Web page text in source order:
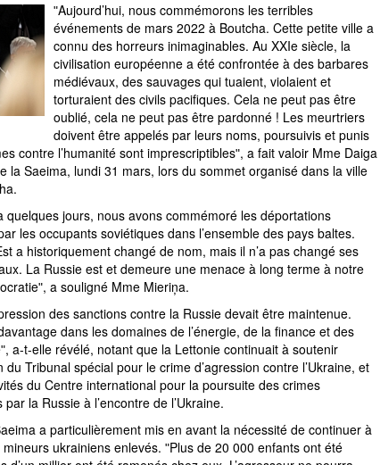
ʺAujourd’hui, nous commémorons les terribles
événements de mars 2022 à Boutcha. Cette petite ville a
connu des horreurs inimaginables. Au XXIe siècle, la
civilisation européenne a été confrontée à des barbares
médiévaux, des sauvages qui tuaient, violaient et
torturaient des civils pacifiques. Cela ne peut pas être
oublié, cela ne peut pas être pardonné ! Les meurtriers
doivent être appelés par leurs noms, poursuivis et punis
contre l’humanité sont imprescriptiblesʺ, a fait valoir Mme Daiga
la Saeima, lundi 31 mars, lors du sommet organisé dans la ville
quelques jours, nous avons commémoré les déportations
les occupants soviétiques dans l’ensemble des pays baltes.
a historiquement changé de nom, mais il n’a pas changé ses
La Russie est et demeure une menace à long terme à notre
a souligné Mme Mieriņa.
des sanctions contre la Russie devait être maintenue.
dans les domaines de l’énergie, de la finance et des
a-t-elle révélé, notant que la Lettonie continuait à soutenir
Tribunal spécial pour le crime d’agression contre l’Ukraine, et
du Centre international pour la poursuite des crimes
la Russie à l’encontre de l’Ukraine.
a particulièrement mis en avant la nécessité de continuer à
ukrainiens enlevés. ʺPlus de 20 000 enfants ont été